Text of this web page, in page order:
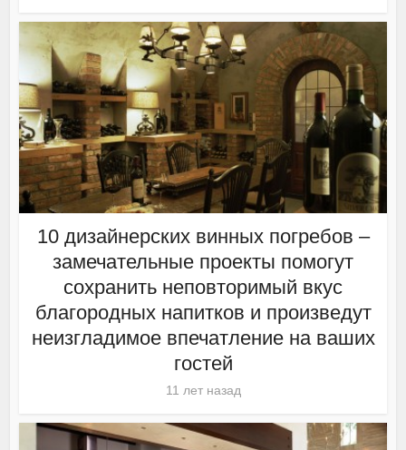
10 дизайнерских винных погребов –
замечательные проекты помогут
сохранить неповторимый вкус
благородных напитков и произведут
неизгладимое впечатление на ваших
гостей
11 лет назад